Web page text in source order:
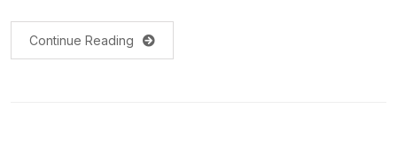
Continue Reading